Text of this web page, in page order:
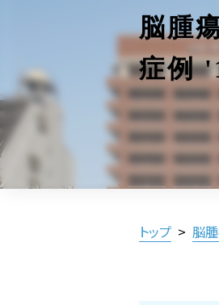
脳腫
症例
トップ > 脳